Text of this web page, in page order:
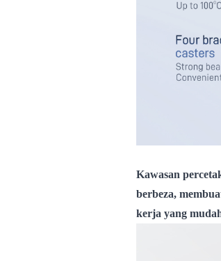
Kawasan
berbeza,
kerja yang